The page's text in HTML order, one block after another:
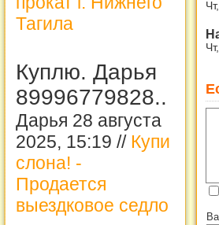
Тагила
Куплю. Дарья
89996779828..
Дарья 28 августа
2025, 15:19 // Купи
слона! -
Продается
выездковое седло